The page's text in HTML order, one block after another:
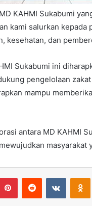
KAHMI Sukabumi
kami salurkan
dan
Sukabumi ini
pengelolaan
mampu
antara MD KAHMI
masyarakat
PinterestReddit